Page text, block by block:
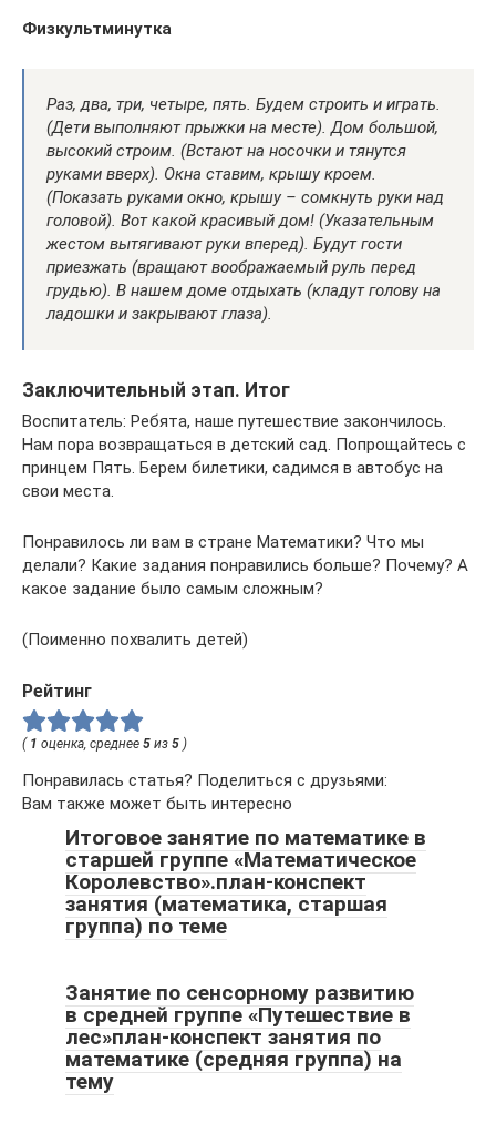
Физкультминутка
Раз, два, три, четыре, пять. Будем строить и играть.
(Дети выполняют прыжки на месте). Дом большой,
высокий строим. (Встают на носочки и тянутся
руками вверх). Окна ставим, крышу кроем.
(Показать руками окно, крышу – сомкнуть руки над
головой). Вот какой красивый дом! (Указательным
жестом вытягивают руки вперед). Будут гости
приезжать (вращают воображаемый руль перед
грудью). В нашем доме отдыхать (кладут голову на
ладошки и закрывают глаза).
Заключительный этап. Итог
Воспитатель: Ребята, наше путешествие закончилось.
Нам пора возвращаться в детский сад. Попрощайтесь с
принцем Пять. Берем билетики, садимся в автобус на
свои места.
Понравилось ли вам в стране Математики? Что мы
делали? Какие задания понравились больше? Почему? А
какое задание было самым сложным?
(Поименно похвалить детей)
Рейтинг
( 1 оценка, среднее 5 из 5 )
Понравилась статья? Поделиться с друзьями:
Вам также может быть интересно
Итоговое занятие по математике в
старшей группе «Математическое
Королевство».план-конспект
занятия (математика, старшая
группа) по теме
Занятие по сенсорному развитию
в средней группе «Путешествие в
лес»план-конспект занятия по
математике (средняя группа) на
тему